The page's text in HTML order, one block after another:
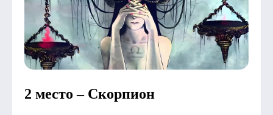
2 место – Скорпион